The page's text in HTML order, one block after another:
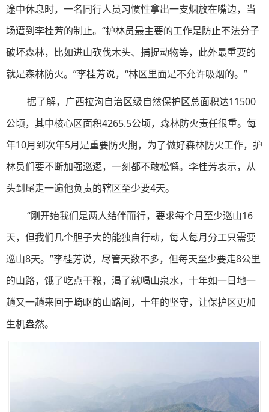
途中休息时，一名同行人员习惯性拿出一支烟放在嘴边，当
场遭到李桂芳的制止。“护林员最主要的工作是防止不法分子
破坏森林，比如进山砍伐木头、捕捉动物等，此外最重要的
就是森林防火。”李桂芳说，“林区里面是不允许吸烟的。”
据了解，广西拉沟自治区级自然保护区总面积达11500
公顷，其中核心区面积4265.5公顷，森林防火责任很重。每
年10月到次年5月是重要防火期，为了做好森林防火工作，护
林员们要不断加强巡逻，一刻都不敢松懈。李桂芳表示，从
头到尾走一遍他负责的辖区至少要4天。
“刚开始我们是两人结伴而行，要求每个月至少巡山16
天，但我们几个胆子大的能独自行动，每人每月分工只需要
巡山8天。”李桂芳说，尽管天数不多，但每天至少要走8公里
的山路，饿了吃点干粮，渴了就喝山泉水，十年如一日地一
趟又一趟来回于崎岖的山路间，十年的坚守，让保护区更加
生机盎然。